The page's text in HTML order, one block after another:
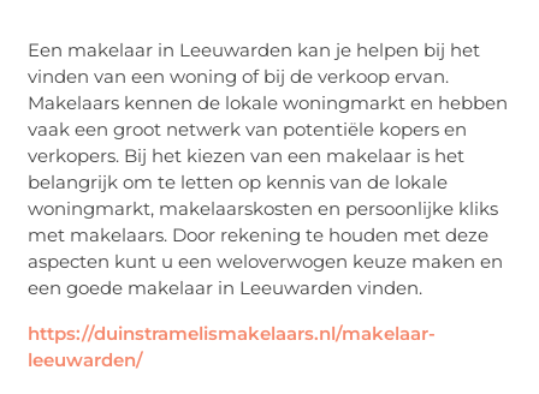
Een makelaar in Leeuwarden kan je helpen bij het
vinden van een woning of bij de verkoop ervan.
Makelaars kennen de lokale woningmarkt en hebben
vaak een groot netwerk van potentiële kopers en
verkopers. Bij het kiezen van een makelaar is het
belangrijk om te letten op kennis van de lokale
woningmarkt, makelaarskosten en persoonlijke kliks
met makelaars. Door rekening te houden met deze
aspecten kunt u een weloverwogen keuze maken en
een goede makelaar in Leeuwarden vinden.
https://duinstramelismakelaars.nl/makelaar-
leeuwarden/